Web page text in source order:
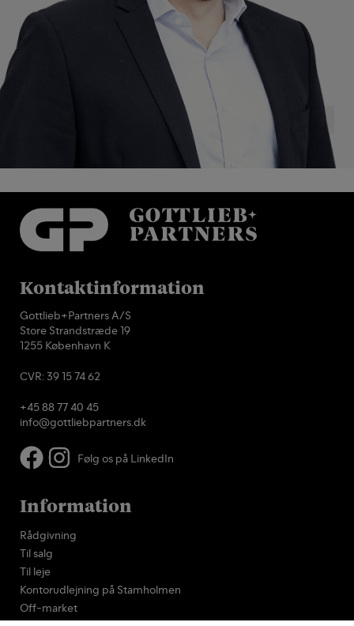
Kontaktinformation
Gottlieb+Partners A/S
Store Strandstræde 19
1255 København K
CVR: 39 15 74 62
+45 88 77 40 45
info@gottliebpartners.dk
Følg os på LinkedIn
Information
Rådgivning
Til salg
Til leje
Kontorudlejning på Stamholmen
Off-market